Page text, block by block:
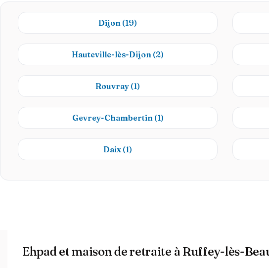
Dijon (19)
Hauteville-lès-Dijon (2)
Rouvray (1)
Gevrey-Chambertin (1)
Daix (1)
Ehpad et maison de retraite à Ruffey-lès-